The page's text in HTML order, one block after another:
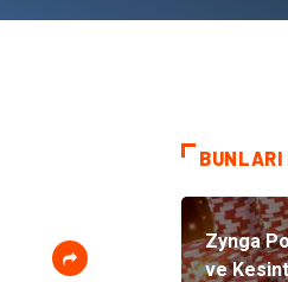
BUNLARI
Zynga
ve